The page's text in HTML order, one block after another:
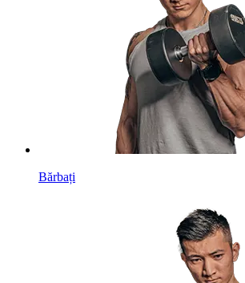
Bărbați